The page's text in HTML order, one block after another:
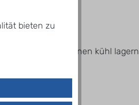
Nach dem Öffnen kühl lagern
bieten zu